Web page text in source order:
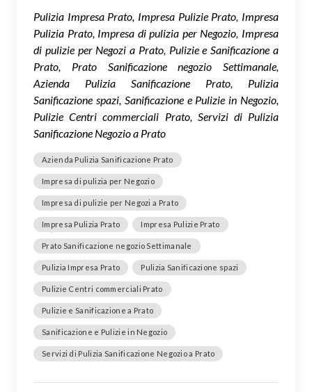
Pulizia Impresa Prato, Impresa Pulizie Prato, Impresa
Pulizia Prato, Impresa di pulizia per Negozio, Impresa
di pulizie per Negozi a Prato, Pulizie e Sanificazione a
Prato, Prato Sanificazione negozio Settimanale,
Azienda Pulizia Sanificazione Prato, Pulizia
Sanificazione spazi, Sanificazione e Pulizie in Negozio,
Pulizie Centri commerciali Prato, Servizi di Pulizia
Sanificazione Negozio a Prato
Azienda Pulizia Sanificazione Prato
Impresa di pulizia per Negozio
Impresa di pulizie per Negozi a Prato
Impresa Pulizia Prato Impresa Pulizie Prato
Prato Sanificazione negozio Settimanale
Pulizia Impresa Prato Pulizia Sanificazione spazi
Pulizie Centri commerciali Prato
Pulizie e Sanificazione a Prato
Sanificazione e Pulizie in Negozio
Servizi di Pulizia Sanificazione Negozio a Prato